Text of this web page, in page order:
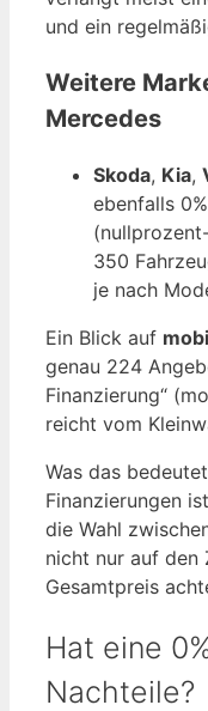
und ein
Weitere
Mercedes
Skoda, Kia,
ebenfalls
350
je nach
Ein Blick auf
genau 224
Finanzierung“
reicht vom
Was das
Finanzierungen
die Wahl
nicht nur auf den
Gesamtpreis
Hat eine
Nachteile?